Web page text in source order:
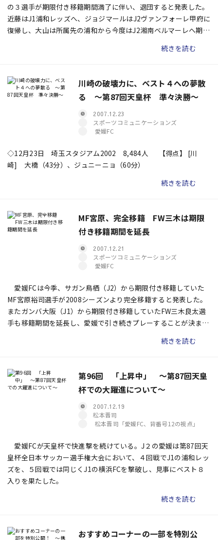
の３選手が期限付き移籍期間満了に伴い、退団すると発表した。
近藤はJ1浦和レッズへ、ジョジマールはJ2ヴァンフォーレ甲府に
復帰し、大山は所属先の浦和から今度はJ2湘南ベルマーレへ期限
続きを読む
川崎の破壊力に、ベスト４への夢散
る 〜第87回天皇杯 準々決勝〜
2007.12.23
スポーツコミュニケーションズ
愛媛FC
◇12月23日 埼玉スタジアム2002 8,484人 【得点】 [川
崎] 大橋（43分）、ジュニーニョ（60分）
続きを読む
MF宮原、完全移籍 FW三木は期限
付き移籍期間を延長
2007.12.21
スポーツコミュニケーションズ
愛媛FC
愛媛FCは今季、サガン鳥栖（J2）から期限付き移籍していた
MF宮原裕司選手が2008シーズンより完全移籍すると発表した。
またガンバ大阪（J1）から期限付き移籍していたFW三木良太選
手も移籍期間を延長し、愛媛で引き続きプレーすることが決まっ
続きを読む
第96回 「上昇中」 〜第87回天皇
杯での大躍進について〜
2007.12.19
松本晋司
松本晋司「愛媛FC、背番号12の視点」
愛媛FCが天皇杯で快進撃を続けている。J２の愛媛は第87回天
皇杯全日本サッカー選手権大会において、４回戦でJ1の浦和レッ
ズを、５回戦では同じくJ1の横浜FCを撃破し、見事にベスト８
入りを果たした。
続きを読む
おすすめコーナーの一部を特別公